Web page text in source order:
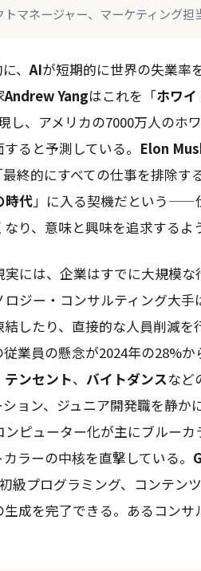
マネージャー、マーケティング担
、AIが短期的に世界の失業率
Andrew Yangはこれを「ホワ
し、アメリカの7000万人のホ
ると予測している。 Elon
終的にすべての仕事を排除す
時代」に入る契機だという——
り、意味と興味を追求するよ
には、企業はすでに大規模な
ロジー・コンサルティング大手
したり、直接的な人員削減を
業員の懸念が2024年の28%
テンセント、 バイトダンスなど
ョン、ジュニア開発職を静か
ピューター化が主にブルー
ラーの中核を直撃している。
級プログラミング、コンテン
成を完了できる。あるコンサ